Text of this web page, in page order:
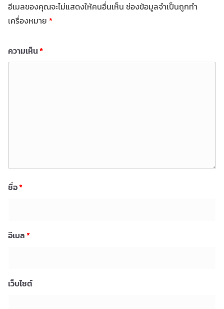
อีเมลของคุณจะไม่แสดงให้คนอื่นเห็น ช่องข้อมูลจำเป็นถูกทำ
เครื่องหมาย *
ความเห็น*
ชื่อ*
อีเมล*
เว็บไซต์